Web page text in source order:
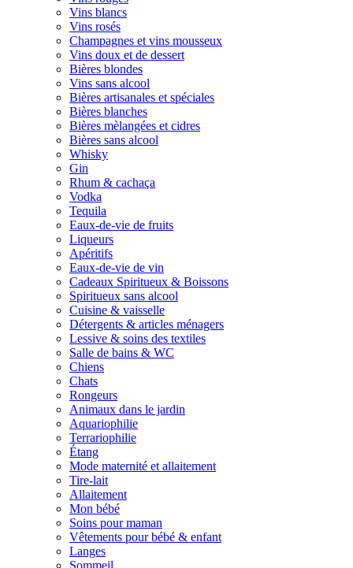
Vins blancs
Vins rosés
Champagnes et vins mousseux
Vins doux et de dessert
Bières blondes
Vins sans alcool
Bières artisanales et spéciales
Bières blanches
Bières mèlangées et cidres
Bières sans alcool
Whisky
Gin
Rhum & cachaça
Vodka
Tequila
Eaux-de-vie de fruits
Liqueurs
Apéritifs
Eaux-de-vie de vin
Cadeaux Spiritueux & Boissons
Spiritueux sans alcool
Cuisine & vaisselle
Détergents & articles ménagers
Lessive & soins des textiles
Salle de bains & WC
Chiens
Chats
Rongeurs
Animaux dans le jardin
Aquariophilie
Terrariophilie
Étang
Mode maternité et allaitement
Tire-lait
Allaitement
Mon bébé
Soins pour maman
Vêtements pour bébé & enfant
Langes
Sommeil